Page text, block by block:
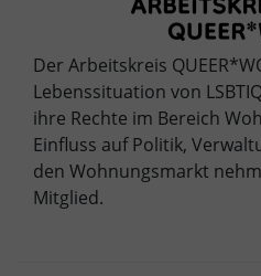
Der Arbeitskreis
Lebenssituation von
ihre Rechte im Bereich
Einfluss auf Politik,
den Wohnungsmarkt
Mitglied.